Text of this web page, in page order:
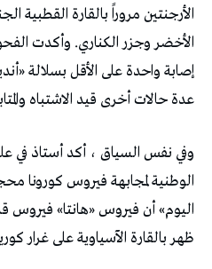
الأرجنتين مروراً بالقارة القطبية
الأخضر وجزر الكناري. وأكدت
إصابة واحدة على الأقل بسلالة
عدة حالات أخرى قيد الاشتباه
وفي نفس السياق ، أكد أستاذ في
الوطنية لمجابهة فيروس كورونا
اليوم» أن فيروس «هانتا» فيروس
ظهر بالقارة الآسياوية على غرار